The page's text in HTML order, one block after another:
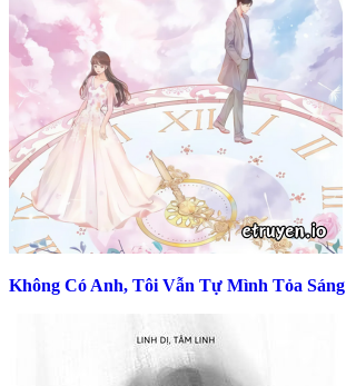
Không Có Anh, Tôi Vẫn Tự Mình Tỏa Sáng